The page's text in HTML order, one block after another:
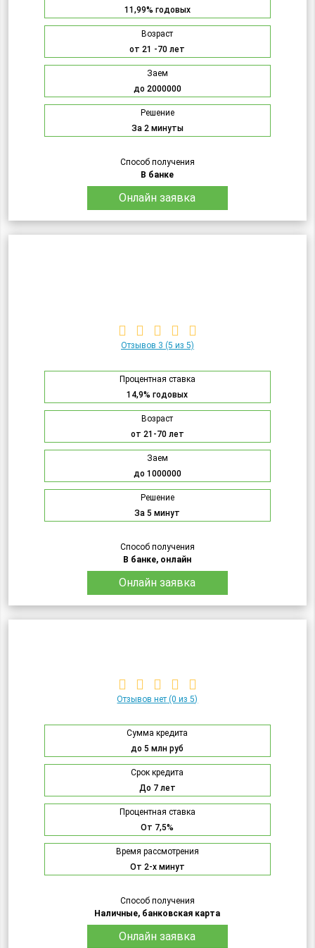
11,99% годовых
Возраст
от 21 -70 лет
Заем
до 2000000
Решение
За 2 минуты
Способ получения
В банке
Онлайн заявка
Отзывов 3 (5 из 5)
Процентная ставка
14,9% годовых
Возраст
от 21-70 лет
Заем
до 1000000
Решение
За 5 минут
Способ получения
В банке, онлайн
Онлайн заявка
Отзывов нет (0 из 5)
Сумма кредита
до 5 млн руб
Срок кредита
До 7 лет
Процентная ставка
От 7,5%
Время рассмотрения
От 2-х минут
Способ получения
Наличные, банковская карта
Онлайн заявка